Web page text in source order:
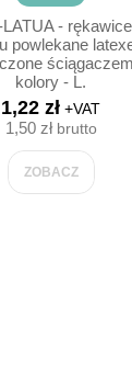
1,22 zł +VAT
1,50 złbrutto
ZOBACZ